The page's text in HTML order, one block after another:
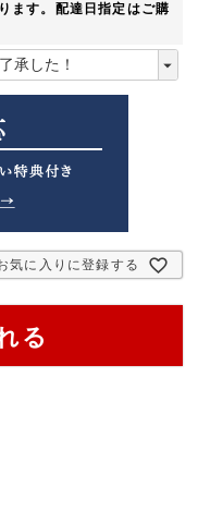
ます。配達日指定はご購
気に入りに登録する
る